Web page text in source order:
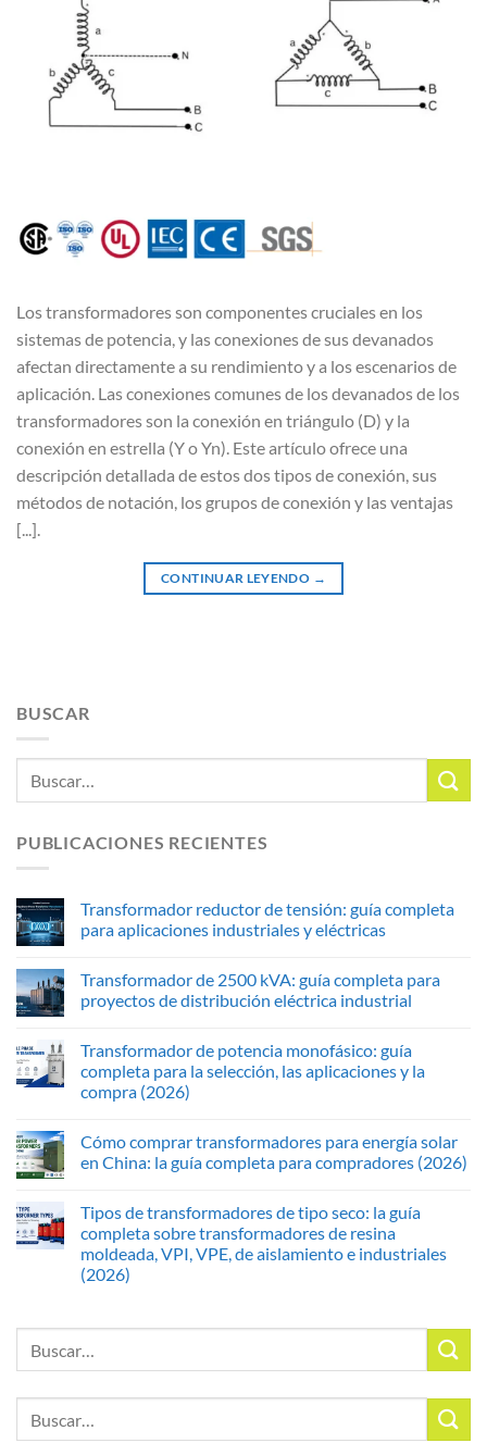
Los transformadores son componentes cruciales en los
sistemas de potencia, y las conexiones de sus devanados
afectan directamente a su rendimiento y a los escenarios de
aplicación. Las conexiones comunes de los devanados de los
transformadores son la conexión en triángulo (D) y la
conexión en estrella (Y o Yn). Este artículo ofrece una
descripción detallada de estos dos tipos de conexión, sus
métodos de notación, los grupos de conexión y las ventajas
[...].
CONTINUAR LEYENDO →
BUSCAR
PUBLICACIONES RECIENTES
Transformador reductor de tensión: guía completa
para aplicaciones industriales y eléctricas
Transformador de 2500 kVA: guía completa para
proyectos de distribución eléctrica industrial
Transformador de potencia monofásico: guía
completa para la selección, las aplicaciones y la
compra (2026)
Cómo comprar transformadores para energía solar
en China: la guía completa para compradores (2026)
Tipos de transformadores de tipo seco: la guía
completa sobre transformadores de resina
moldeada, VPI, VPE, de aislamiento e industriales
(2026)